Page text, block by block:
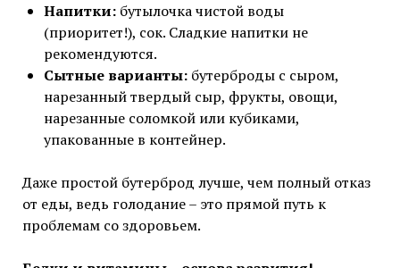
Напитки:бутылочка чистой воды
(приоритет!), сок. Сладкие напитки не
рекомендуются.
Сытные варианты:бутерброды с сыром,
нарезанный твердый сыр, фрукты, овощи,
нарезанные соломкой или кубиками,
упакованные в контейнер.
Даже простой бутерброд лучше, чем полный отказ
от еды, ведь голодание – это прямой путь к
проблемам со здоровьем.